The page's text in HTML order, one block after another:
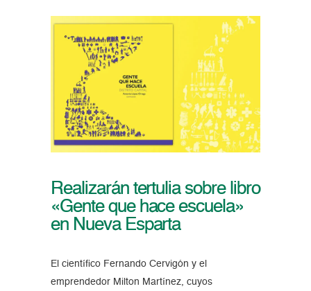
Realizarán tertulia sobre libro
«Gente que hace escuela»
en Nueva Esparta
El científico Fernando Cervigón y el
emprendedor Milton Martínez, cuyos